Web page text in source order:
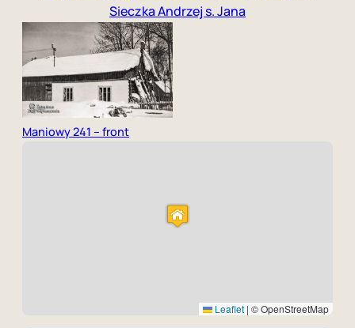
Sieczka Andrzej s. Jana
Maniowy 241 – front
Leaflet | © OpenStreetMap